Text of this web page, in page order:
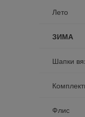
Лето
ЗИМА
Шапки
Флис